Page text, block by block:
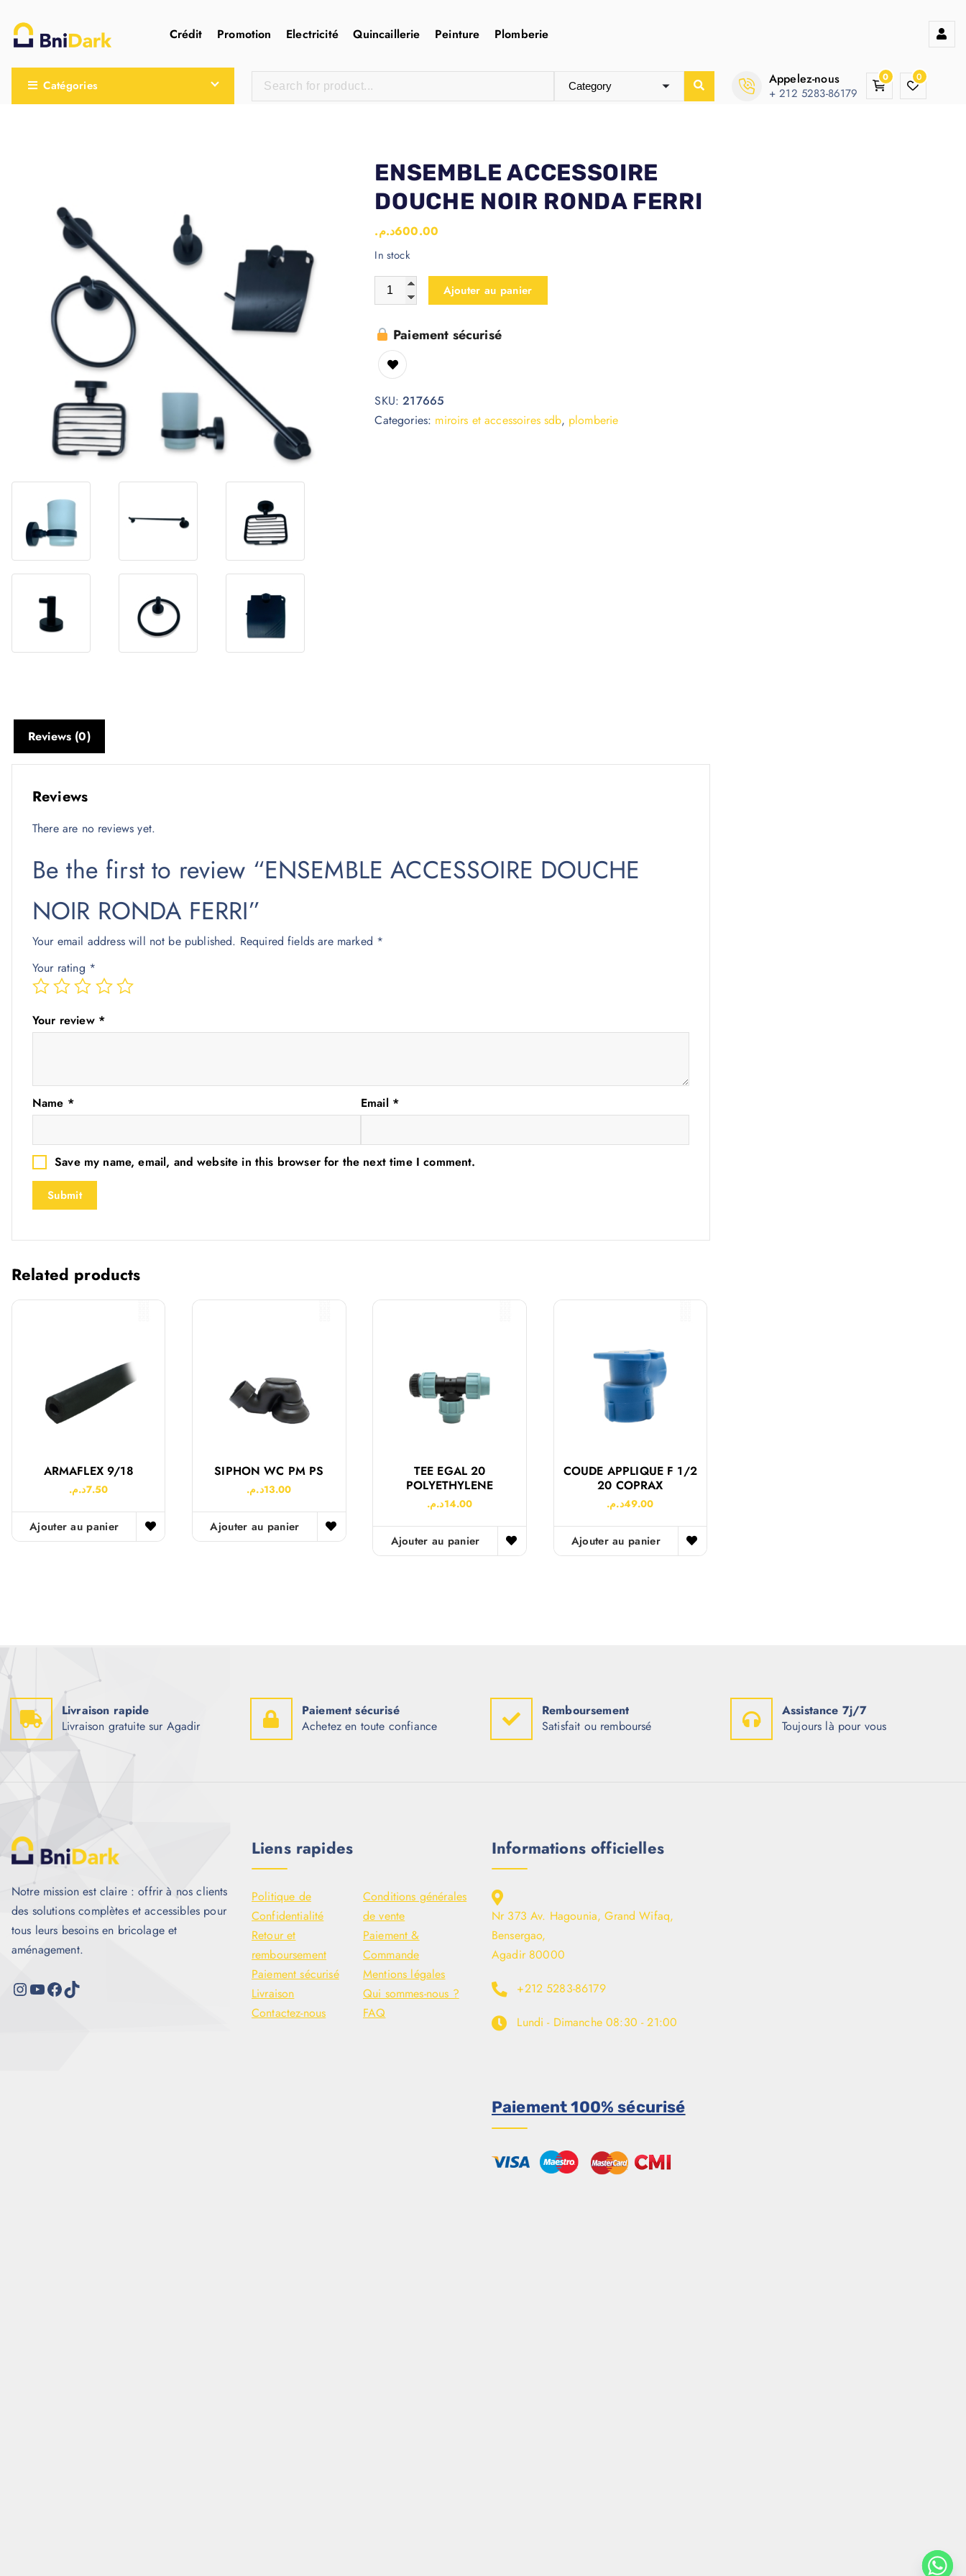
Crédit Promotion Electricité Quincaillerie Peinture Plomberie
Catégories Appelez-nous
+ 212 5283-86179
0 0
ENSEMBLE ACCESSOIRE
DOUCHE NOIR RONDA FERRI
600.00د.م.
In stock
Ajouter au panier
Paiement sécurisé
SKU:217665
Categories: miroirs et accessoires sdb, plomberie
Reviews (0)
Reviews
There are no reviews yet.
Be the first to review “ENSEMBLE ACCESSOIRE DOUCHE
NOIR RONDA FERRI”
Your email address will not be published. Required fields are marked *
Your rating *
Your review *
Name * Email *
Save my name, email, and website in this browser for the next time I comment.
Related products
ARMAFLEX 9/18
7.50د.م.
Ajouter au panier
SIPHON WC PM PS
13.00د.م.
Ajouter au panier
TEE EGAL 20
POLYETHYLENE
14.00د.م.
Ajouter au panier
COUDE APPLIQUE F 1/2
20 COPRAX
49.00د.م.
Ajouter au panier
Livraison rapide
Livraison gratuite sur Agadir
Paiement sécurisé
Achetez en toute confiance
Remboursement
Satisfait ou remboursé
Assistance 7j/7
Toujours là pour vous
Notre mission est claire : offrir à nos clients
des solutions complètes et accessibles pour
tous leurs besoins en bricolage et
aménagement.
Liens rapides
Politique de
Confidentialité
Conditions générales
de vente
Retour et
remboursement
Paiement &
Commande
Paiement sécurisé
Mentions légales
Livraison
Qui sommes-nous ?
Contactez-nous
FAQ
Informations officielles
Nr 373 Av. Hagounia, Grand Wifaq,
Bensergao,
Agadir 80000
+212 5283-86179
Lundi - Dimanche 08:30 - 21:00
Paiement 100% sécurisé